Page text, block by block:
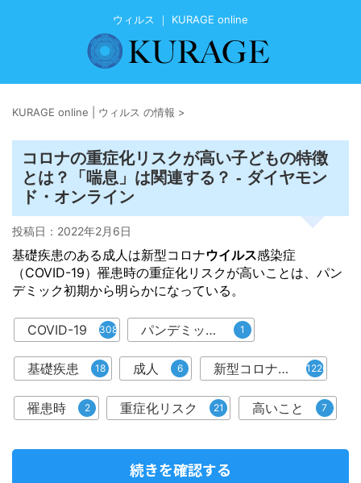
ウィルス ｜ KURAGE online
KURAGE online | ウィルス の情報 >
コロナの重症化リスクが高い子どもの特徴
とは？「喘息」は関連する？ - ダイヤモン
ド・オンライン
投稿日： 2022年2月6日
基礎疾患のある成人は新型コロナウイルス感染症
（COVID-19）罹患時の重症化リスクが高いことは、パン
デミック初期から明らかになっている。
COVID-19 308 パンデミック初期 1
基礎疾患 18 成人 6 新型コロナウイルス感染症 1226
罹患時 2 重症化リスク 21 高いこと 7
続きを確認する